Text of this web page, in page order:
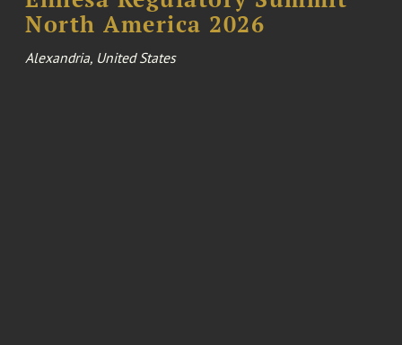
North America 2026
Alexandria, United States